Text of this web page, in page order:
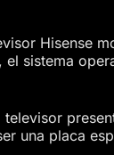
Hisense
sistema
una placa